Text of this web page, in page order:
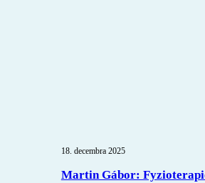
18. decembra 2025
Martin Gábor: